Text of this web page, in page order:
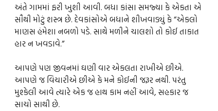
અંતે ગામમાં ફરી ખુશી આવી. બધા કાંસા સમજ્યા કે એકતા એ
સૌથી મોટું શસ્ત્ર છે. દેવકાંસોએ બધાને શીખવાડ્યું કે “એકલો
માણસ હંમેશા નબળો પડે. સાથે મળીને ચાલશો તો કોઈ તાકાત
હાર ન ખવડાવે.”
આપણે પણ જીવનમાં ઘણી વાર એકલતા રાખીએ છીએ.
આપણે જ વિચારીએ છીએ કે મને કોઈની જરૂર નથી. પરંતુ
મુશ્કેલી આવે ત્યારે એક જ હાથ કામ નહીં આવે, સહકાર જ
સાચો સાથી છે.